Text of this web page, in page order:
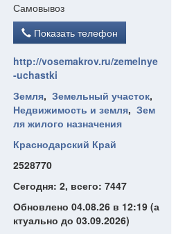
Самовывоз
Показать телефон
http://vosemakrov.ru/zemelnye
-uchastki
Земля, Земельный участок,
Недвижимость и земля, Зем
ля жилого назначения
Краснодарский Край
2528770
Сегодня: 2, всего: 7447
Обновлено 04.08.26 в 12:19 (а
ктуально до 03.09.2026)